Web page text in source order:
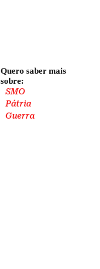
Quero saber mais
sobre:
SMO
Pátria
Guerra